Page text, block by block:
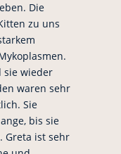
Die
zu uns
sie wieder
waren sehr
Sie
bis sie
Greta ist sehr